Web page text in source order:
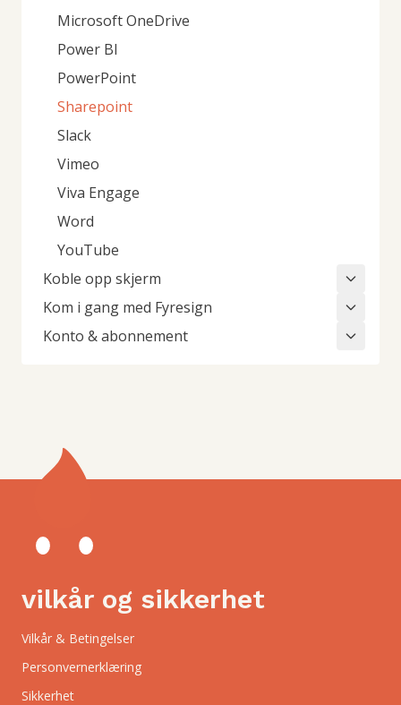
Microsoft OneDrive
Power BI
PowerPoint
Sharepoint
Slack
Vimeo
Viva Engage
Word
YouTube
Koble opp skjerm
Kom i gang med Fyresign
Konto & abonnement
vilkår og sikkerhet
Vilkår & Betingelser
Personvernerklæring
Sikkerhet